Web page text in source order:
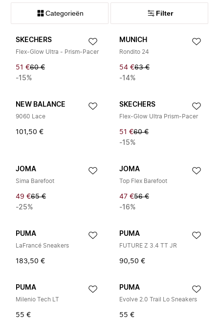
Categorieën Filter
SKECHERS
Flex-Glow Ultra - Prism-Pacer
51 €60 €
-15%
MUNICH
Rondito 24
54 €63 €
-14%
NEW BALANCE
9060 Lace
101,50 €
SKECHERS
Flex-Glow Ultra Prism-Pacer
51 €60 €
-15%
JOMA
Sima Barefoot
49 €65 €
-25%
JOMA
Top Flex Barefoot
47 €56 €
-16%
PUMA
LaFrancé Sneakers
183,50 €
PUMA
FUTURE Z 3.4 TT JR
90,50 €
PUMA
Milenio Tech LT
55 €
PUMA
Evolve 2.0 Trail Lo Sneakers
55 €